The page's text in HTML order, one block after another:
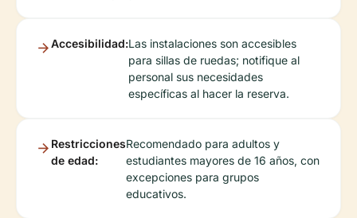
Accesibilidad:Las instalaciones son accesibles
para sillas de ruedas; notifique al
personal sus necesidades
específicas al hacer la reserva.
Restricciones
de edad:
Recomendado para adultos y
estudiantes mayores de 16 años, con
excepciones para grupos
educativos.